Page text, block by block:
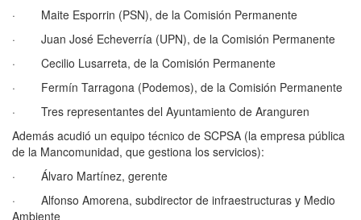
· Maite Esporrin (PSN), de la Comisión Permanente
· Juan José Echeverría (UPN), de la Comisión Permanente
· Cecilio Lusarreta, de la Comisión Permanente
· Fermín Tarragona (Podemos), de la Comisión Permanente
· Tres representantes del Ayuntamiento de Aranguren
Además acudió un equipo técnico de SCPSA (la empresa pública
de la Mancomunidad, que gestiona los servicios):
· Álvaro Martínez, gerente
· Alfonso Amorena, subdirector de infraestructuras y Medio
Ambiente